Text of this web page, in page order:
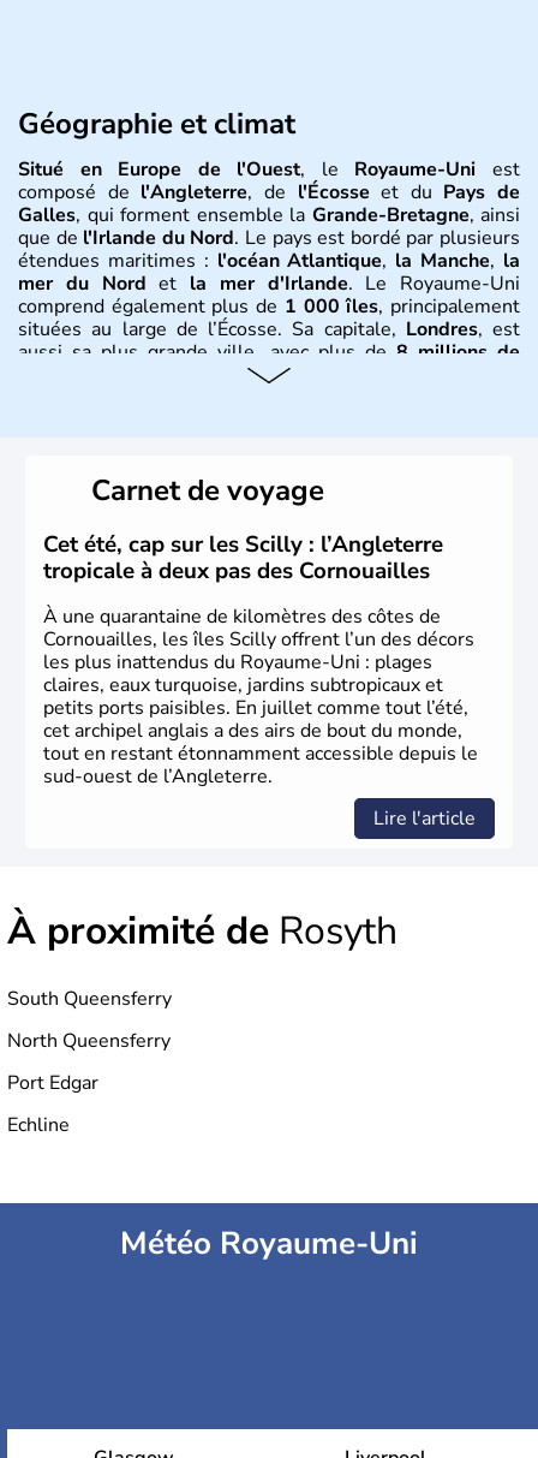
Géographie et climat
Situé en Europe de l'Ouest, le Royaume-Uni est
composé de l'Angleterre, de l'Écosse et du Pays de
Galles, qui forment ensemble la Grande-Bretagne, ainsi
que de l'Irlande du Nord. Le pays est bordé par plusieurs
étendues maritimes : l'océan Atlantique, la Manche, la
mer du Nord et la mer d'Irlande. Le Royaume-Uni
comprend également plus de 1 000 îles, principalement
situées au large de l’Écosse. Sa capitale, Londres, est
aussi sa plus grande ville, avec plus de 8 millions de
population totale du Royaume-Uni
Histoire et administration
naît officiellement en 1801 avec l’
d’Union, réunissant leRoyaume de Grande-Bretagne
Royaume d’Irlande. Puissance majeure duSiècle des
Lumières, il s’illustre enlittérature, ensciences
l’innovation. Il devient en 1807 la première nation à abolir
commerce d’esclaves. Membre de l’Union Européenne
à partir de 1973, le Royaume-Uniengage, dès les années
1980, d’importantesréformes économiquesfondées sur
lelibéralisme, influençant durablement son
développement. Sonhistoire richecontinue de marquer
sa culture et son rayonnement international.
Carnet de voyage
Cet été, cap sur les Scilly : l’Angleterre
tropicale à deux pas des Cornouailles
À une quarantaine de kilomètres des côtes de
Cornouailles, les îles Scilly offrent l’un des décors
les plus inattendus du Royaume-Uni : plages
claires, eaux turquoise, jardins subtropicaux et
petits ports paisibles. En juillet comme tout l’été,
cet archipel anglais a des airs de bout du monde,
tout en restant étonnamment accessible depuis le
sud-ouest de l’Angleterre.
Lire l'article
À proximité de Rosyth
South Queensferry
North Queensferry
Port Edgar
Echline
Météo Royaume-Uni